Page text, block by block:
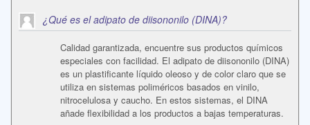
¿Qué es el adipato de diisononilo (DINA)?
Calidad garantizada, encuentre sus productos químicos
especiales con facilidad. El adipato de diisononilo (DINA)
es un plastificante líquido oleoso y de color claro que se
utiliza en sistemas poliméricos basados en vinilo,
nitrocelulosa y caucho. En estos sistemas, el DINA
añade flexibilidad a los productos a bajas temperaturas.